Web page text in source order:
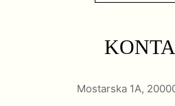
Mostarska 1A,